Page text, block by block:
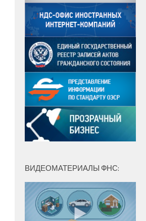
ВИДЕОМАТЕРИАЛЫ ФНС: